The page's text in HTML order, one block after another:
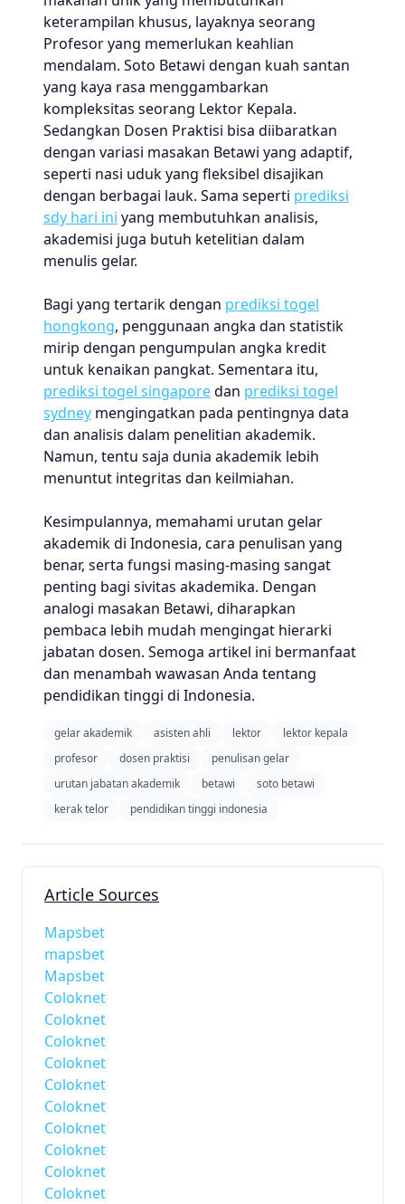
keterampilan khusus, layaknya seorang
Profesor yang memerlukan keahlian
mendalam. Soto Betawi dengan kuah santan
yang kaya rasa menggambarkan
kompleksitas seorang Lektor Kepala.
Sedangkan Dosen Praktisi bisa diibaratkan
dengan variasi masakan Betawi yang adaptif,
seperti nasi uduk yang fleksibel disajikan
dengan berbagai lauk. Sama seperti prediksi
sdy hari ini yang membutuhkan analisis,
akademisi juga butuh ketelitian dalam
menulis gelar.
Bagi yang tertarik dengan prediksi togel
hongkong, penggunaan angka dan statistik
mirip dengan pengumpulan angka kredit
untuk kenaikan pangkat. Sementara itu,
prediksi togel singaporedan prediksi togel
sydney mengingatkan pada pentingnya data
dan analisis dalam penelitian akademik.
Namun, tentu saja dunia akademik lebih
menuntut integritas dan keilmiahan.
Kesimpulannya, memahami urutan gelar
akademik di Indonesia, cara penulisan yang
benar, serta fungsi masing-masing sangat
penting bagi sivitas akademika. Dengan
analogi masakan Betawi, diharapkan
pembaca lebih mudah mengingat hierarki
jabatan dosen. Semoga artikel ini bermanfaat
dan menambah wawasan Anda tentang
pendidikan tinggi di Indonesia.
gelar akademik asisten ahli lektor
lektor kepala
profesor
dosen praktisi
penulisan gelar
urutan jabatan akademik
betawi
soto betawi
kerak telor
pendidikan tinggi indonesia
Article Sources
Mapsbet
mapsbet
Mapsbet
Coloknet
Coloknet
Coloknet
Coloknet
Coloknet
Coloknet
Coloknet
Coloknet
Coloknet
Coloknet